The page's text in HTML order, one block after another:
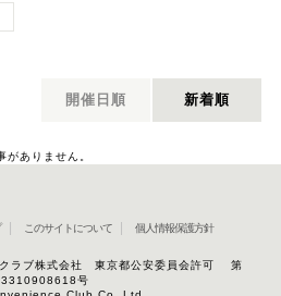
開催日順 新着順
がありません。
このサイトについて 個人情報保護方針
クラブ株式会社 東京都公安委員会許可 第
号